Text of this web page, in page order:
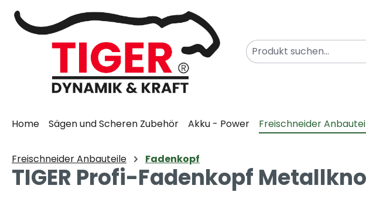
Hauptinhalt springen
Zur Suche springen
Zur Hauptnavigation springen
Home Sägen und Scheren Zubehör Akku - Power Freischneider
Freischneider Anbauteile Fadenkopf
TIGER Profi-Fadenkopf